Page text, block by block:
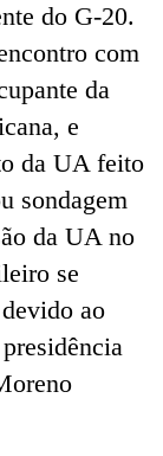
do G-20.
com
da
e
da UA feito
sondagem
da UA no
se
ao